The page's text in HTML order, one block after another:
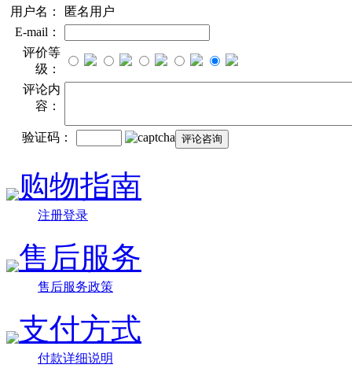
用户名：
匿名用户
E-mail：
评价等
级：
评论内
容：
验证码：
购物指南
注册登录
售后服务
售后服务政策
支付方式
付款详细说明